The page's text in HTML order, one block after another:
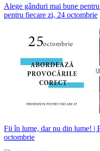
Alege gânduri mai bune
pentru fiecare zi, 24 octombrie
Fii în lume, dar nu din lume! |
octombrie